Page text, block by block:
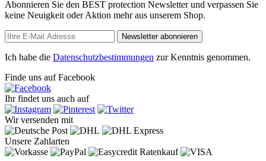
Abonnieren Sie den BEST protection Newsletter und verpassen Sie
keine Neuigkeit oder Aktion mehr aus unserem Shop.
Newsletter abonnieren
Ich habe die Datenschutzbestimmungen zur Kenntnis genommen.
Finde uns auf Facebook
Ihr findet uns auch auf
Wir versenden mit
Unsere Zahlarten